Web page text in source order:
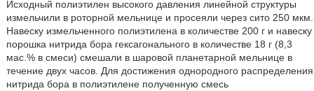
Исходный полиэтилен высокого давления линейной структуры
измельчили в роторной мельнице и просеяли через сито 250 мкм.
Навеску измельченного полиэтилена в количестве 200 г и навеску
порошка нитрида бора гексагонального в количестве 18 г (8,3
мас.% в смеси) смешали в шаровой планетарной мельнице в
течение двух часов. Для достижения однородного распределения
нитрида бора в полиэтилене полученную смесь